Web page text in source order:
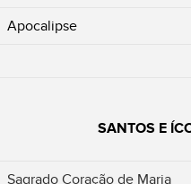
Apocalipse
SANTOS E
Sagrado Coração de Maria